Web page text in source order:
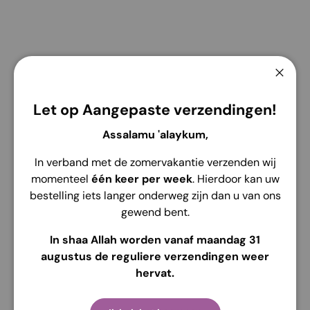
Voir les informations de la boutique
Envoi Retour
✨ Gebedskleding Mirella Kids ✨
Speciaal voor onze kleine prinsesjes 🤍
Zacht, licht en comfortabel gemaakt van
soft tulle– zodat bidden nóg fijner wordt.
Let op Aangepaste verzendingen!
Assalamu 'alaykum,
In verband met de zomervakantie verzenden wij
momenteel één keer per week. Hierdoor kan uw
bestelling iets langer onderweg zijn dan u van ons
gewend bent.
In shaa Allah worden vanaf maandag 31
augustus de reguliere verzendingen weer
hervat.